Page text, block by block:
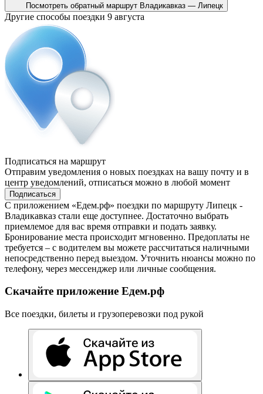
Посмотреть обратный маршрут Владикавказ — Липецк
Другие способы поездки 9 августа
Подписаться на маршрут
Отправим уведомления о новых поездках на вашу почту и в
центр уведомлений, отписаться можно в любой момент
Подписаться
С приложением «Едем.рф» поездки по маршруту Липецк -
Владикавказ стали еще доступнее. Достаточно выбрать
приемлемое для вас время отправки и подать заявку.
Бронирование места происходит мгновенно. Предоплаты не
требуется – с водителем вы можете рассчитаться наличными
непосредственно перед выездом. Уточнить нюансы можно по
телефону, через мессенджер или личные сообщения.
Скачайте приложение Едем.рф
Все поездки, билеты и грузоперевозки под рукой